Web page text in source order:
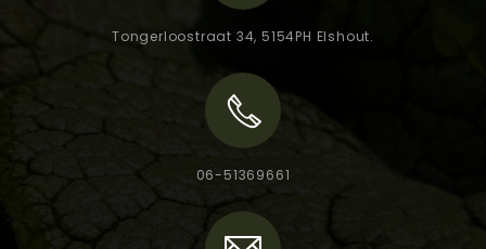
Tongerloostraat 34, 5154PH Elshout.
06-51369661